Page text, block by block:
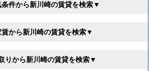
件から新川崎の賃貸を検索▼
から新川崎の賃貸を検索▼
りから新川崎の賃貸を検索▼